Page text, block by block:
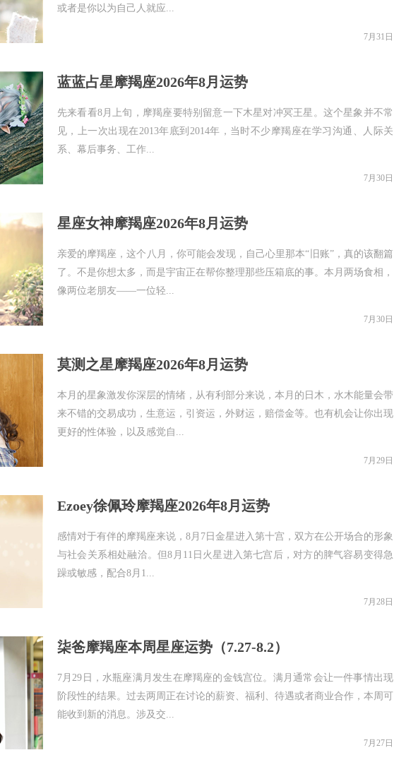
或者是你以为自己人就应...
7月31日
蓝蓝占星摩羯座2026年8月运势
先来看看8月上旬，摩羯座要特别留意一下木星对冲冥王星。这个星象并不常
见，上一次出现在2013年底到2014年，当时不少摩羯座在学习沟通、人际关
系、幕后事务、工作...
7月30日
星座女神摩羯座2026年8月运势
亲爱的摩羯座，这个八月，你可能会发现，自己心里那本“旧账”，真的该翻篇
了。不是你想太多，而是宇宙正在帮你整理那些压箱底的事。本月两场食相，
像两位老朋友——一位轻...
7月30日
莫测之星摩羯座2026年8月运势
本月的星象激发你深层的情绪，从有利部分来说，本月的日木，水木能量会带
来不错的交易成功，生意运，引资运，外财运，赔偿金等。也有机会让你出现
更好的性体验，以及感觉自...
7月29日
Ezoey徐佩玲摩羯座2026年8月运势
感情对于有伴的摩羯座来说，8月7日金星进入第十宫，双方在公开场合的形象
与社会关系相处融洽。但8月11日火星进入第七宫后，对方的脾气容易变得急
躁或敏感，配合8月1...
7月28日
柒爸摩羯座本周星座运势（7.27-8.2）
7月29日，水瓶座满月发生在摩羯座的金钱宫位。满月通常会让一件事情出现
阶段性的结果。过去两周正在讨论的薪资、福利、待遇或者商业合作，本周可
能收到新的消息。涉及交...
7月27日